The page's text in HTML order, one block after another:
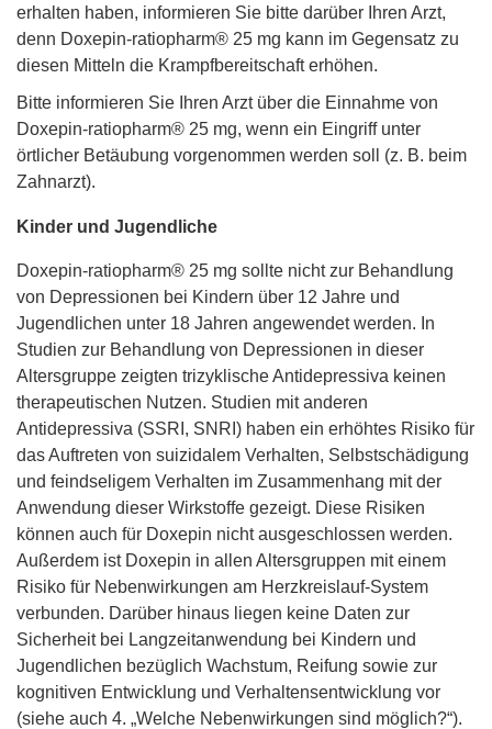
erhalten haben, informieren Sie bitte darüber Ihren Arzt,
denn Doxepin-ratiopharm® 25 mg kann im Gegensatz zu
diesen Mitteln die Krampfbereitschaft erhöhen.
Bitte informieren Sie Ihren Arzt über die Einnahme von
Doxepin-ratiopharm® 25 mg, wenn ein Eingriff unter
örtlicher Betäubung vorgenommen werden soll (z. B. beim
Zahnarzt).
Kinder und Jugendliche
Doxepin-ratiopharm® 25 mg sollte nicht zur Behandlung
von Depressionen bei Kindern über 12 Jahre und
Jugendlichen unter 18 Jahren angewendet werden. In
Studien zur Behandlung von Depressionen in dieser
Altersgruppe zeigten trizyklische Antidepressiva keinen
therapeutischen Nutzen. Studien mit anderen
Antidepressiva (SSRI, SNRI) haben ein erhöhtes Risiko für
das Auftreten von suizidalem Verhalten, Selbstschädigung
und feindseligem Verhalten im Zusammenhang mit der
Anwendung dieser Wirkstoffe gezeigt. Diese Risiken
können auch für Doxepin nicht ausgeschlossen werden.
Außerdem ist Doxepin in allen Altersgruppen mit einem
Risiko für Nebenwirkungen am Herzkreislauf-System
verbunden. Darüber hinaus liegen keine Daten zur
Sicherheit bei Langzeitanwendung bei Kindern und
Jugendlichen bezüglich Wachstum, Reifung sowie zur
kognitiven Entwicklung und Verhaltensentwicklung vor
(siehe auch 4. „Welche Nebenwirkungen sind möglich?“).